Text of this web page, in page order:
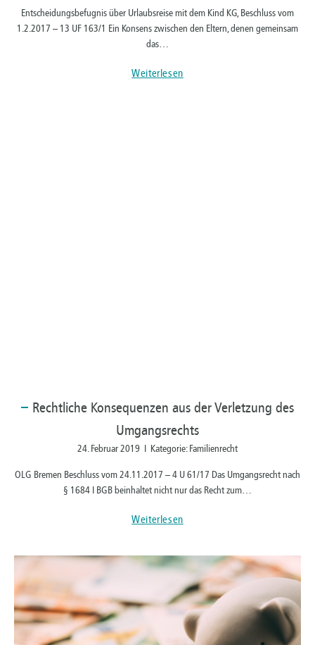
Entscheidungsbefugnis über Urlaubsreise mit dem Kind KG, Beschluss vom
1.2.2017 – 13 UF 163/1 Ein Konsens zwischen den Eltern, denen gemeinsam
das…
Weiterlesen
Rechtliche Konsequenzen aus der Verletzung des
Umgangsrechts
24. Februar 2019 I Kategorie: Familienrecht
OLG Bremen Beschluss vom 24.11.2017 – 4 U 61/17 Das Umgangsrecht nach
§ 1684 I BGB beinhaltet nicht nur das Recht zum…
Weiterlesen